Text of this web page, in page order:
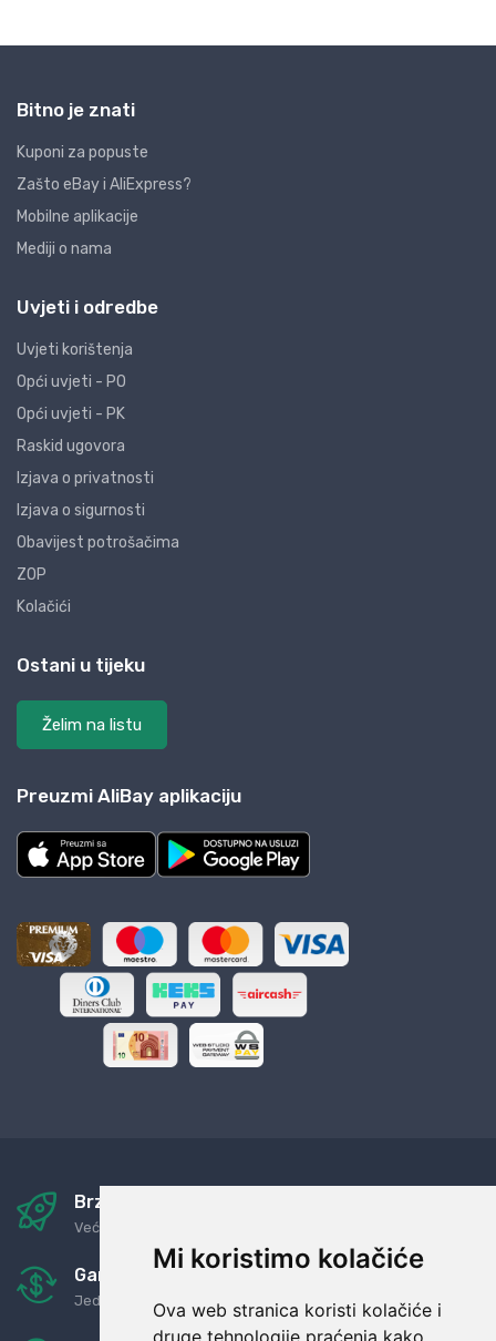
Mi koristimo kolačiće
Ova web stranica koristi kolačiće i
druge tehnologije praćenja kako
Bitno je znati
Kuponi za popuste
Zašto eBay i AliExpress?
Mobilne aplikacije
Mediji o nama
Uvjeti i odredbe
Uvjeti korištenja
Opći uvjeti - PO
Opći uvjeti - PK
Raskid ugovora
Izjava o privatnosti
Izjava o sigurnosti
Obavijest potrošačima
ZOP
Kolačići
Ostani u tijeku
Želim na listu
Preuzmi AliBay aplikaciju
Brza i sigurna dostava
Već za nekoliko dana kod vas
Garancija u povrat novaca
Jednostavno pravilo: Roba za novac